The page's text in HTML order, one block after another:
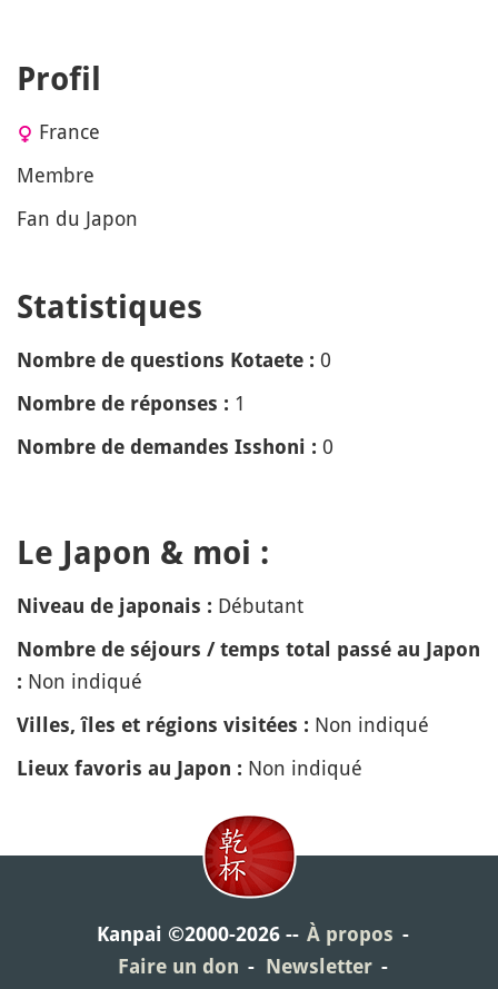
Profil
France
Membre
Fan du Japon
Statistiques
Nombre de questions Kotaete : 0
Nombre de réponses : 1
Nombre de demandes Isshoni : 0
Le Japon & moi :
Niveau de japonais : Débutant
Nombre de séjours / temps total passé au Japon
: Non indiqué
Villes, îles et régions visitées : Non indiqué
Lieux favoris au Japon : Non indiqué
Kanpai ©2000-2026
À propos
Faire un don
Newsletter